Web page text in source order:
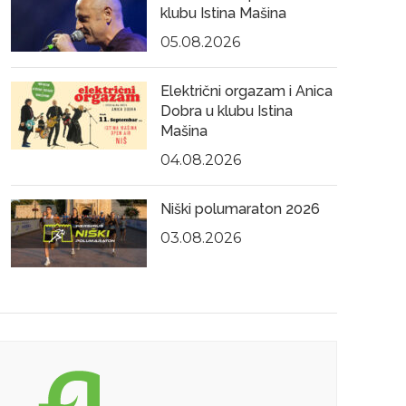
klubu Istina Mašina
05.08.2026
Električni orgazam i Anica
Dobra u klubu Istina
Mašina
04.08.2026
Niški polumaraton 2026
03.08.2026